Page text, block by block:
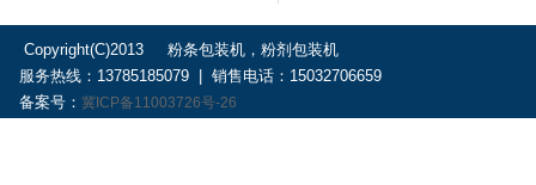
Copyright(C)2013 粉条包装机，粉剂包装机
服务热线：13785185079 | 销售电话：15032706659
备案号： 冀ICP备11003726号-26